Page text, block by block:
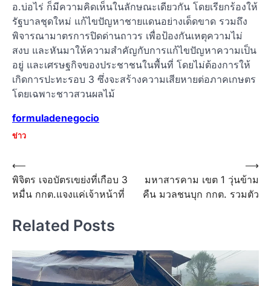
อ.บ่อไร่ ก็มีความคิดเห็นในลักษณะเดียวกัน โดยเรียกร้องให้
รัฐบาลชุดใหม่ แก้ไขปัญหาชายแดนอย่างเด็ดขาด รวมถึง
พิจารณามาตรการปิดด่านถาวร เพื่อป้องกันเหตุความไม่
สงบ และหันมาให้ความสำคัญกับการแก้ไขปัญหาความเป็น
อยู่ และเศรษฐกิจของประชาชนในพื้นที่ โดยไม่ต้องการให้
เกิดการปะทะรอบ 3 ซึ่งจะสร้างความเสียหายต่อภาคเกษตร
โดยเฉพาะชาวสวนผลไม้
formuladenegocio
ข่าว
Post
navigation
⟵
พิจิตร เจอบัตรเขย่งที่เกือบ 3
หมื่น กกต.แจงแค่เจ้าหน้าที่
มหาสารคาม เขต 1 วุ่นข้าม
คืน มวลชนบุก กกต. รวมตัว
⟶
Related Posts